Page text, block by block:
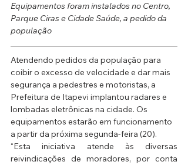
Equipamentos foram instalados no Centro,
Parque Ciras e Cidade Saúde, a pedido da
população
Atendendo pedidos da população para
coibir o excesso de velocidade e dar mais
segurança a pedestres e motoristas, a
Prefeitura de Itapevi implantou radares e
lombadas eletrônicas na cidade. Os
equipamentos estarão em funcionamento
a partir da próxima segunda-feira (20).
“Esta iniciativa atende às diversas
reivindicações de moradores, por conta